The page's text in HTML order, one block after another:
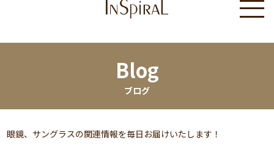
Blog
ブログ
眼鏡、サングラスの関連情報を毎日お届けいたします！